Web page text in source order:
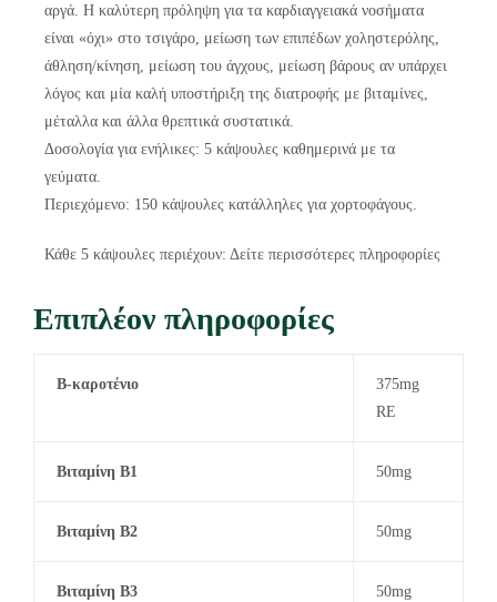
αργά. Η καλύτερη πρόληψη για τα καρδιαγγειακά νοσήματα
είναι «όχι» στο τσιγάρο, μείωση των επιπέδων χοληστερόλης,
άθληση/κίνηση, μείωση του άγχους, μείωση βάρους αν υπάρχει
λόγος και μία καλή υποστήριξη της διατροφής με βιταμίνες,
μέταλλα και άλλα θρεπτικά συστατικά.
Δοσολογία για ενήλικες: 5 κάψουλες καθημερινά με τα
γεύματα.
Περιεχόμενο: 150 κάψουλες κατάλληλες για χορτοφάγους.
Κάθε 5 κάψουλες περιέχουν: Δείτε περισσότερες πληροφορίες
Επιπλέον πληροφορίες
Β-καροτένιο
375mg
RE
Βιταμίνη Β1 50mg
Βιταμίνη Β2 50mg
Βιταμίνη B3 50mg